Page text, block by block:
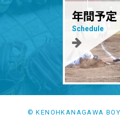
年間予定
Schedule
© KENOHKANAGAWA